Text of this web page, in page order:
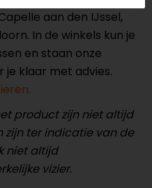
aan den IJssel,
In de winkels kun je
en staan onze
klaar met advies.
product zijn niet altijd
zijn ter indicatie van de
niet altijd
vizier.